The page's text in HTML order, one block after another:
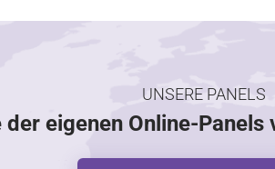
UNSERE PANELS
der eigenen Online-Panels